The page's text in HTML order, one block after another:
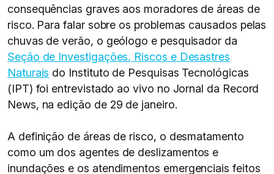
consequências graves aos moradores de áreas de
risco. Para falar sobre os problemas causados pelas
chuvas de verão, o geólogo e pesquisador da
Seção de Investigações, Riscos e Desastres
Naturais do Instituto de Pesquisas Tecnológicas
(IPT) foi entrevistado ao vivo no Jornal da Record
News, na edição de 29 de janeiro.
A definição de áreas de risco, o desmatamento
como um dos agentes de deslizamentos e
inundações e os atendimentos emergenciais feitos